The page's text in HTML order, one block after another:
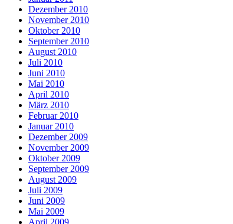
Dezember 2010
November 2010
Oktober 2010
September 2010
August 2010
Juli 2010
Juni 2010
Mai 2010
April 2010
März 2010
Februar 2010
Januar 2010
Dezember 2009
November 2009
Oktober 2009
September 2009
August 2009
Juli 2009
Juni 2009
Mai 2009